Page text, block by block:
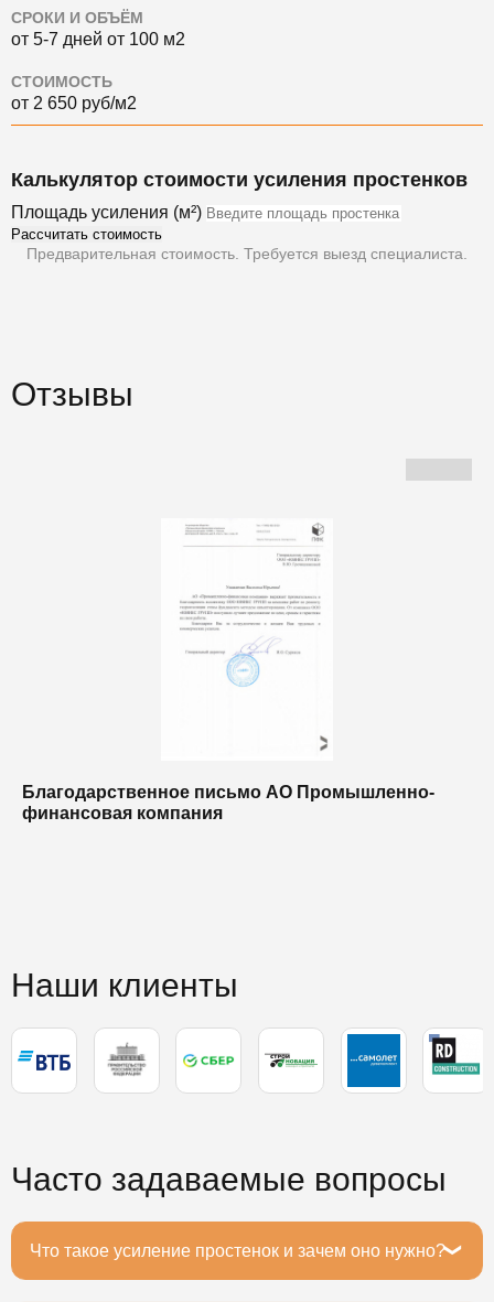
СРОКИ И ОБЪЁМ
от 5-7 дней от 100 м2
СТОИМОСТЬ
от 2 650 руб/м2
Калькулятор стоимости усиления простенков
Площадь усиления (м²)
Рассчитать стоимость
Предварительная стоимость. Требуется выезд специалиста.
Отзывы
Благодарственное письмо АО Промышленно-
финансовая компания
Наши клиенты
Часто задаваемые вопросы
Что такое усиление простенок и зачем оно нужно?